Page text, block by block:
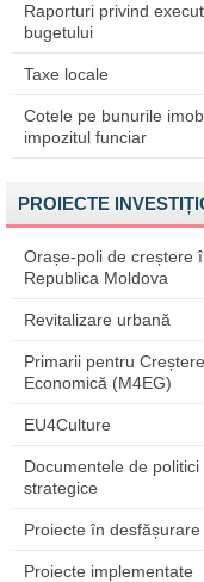
Raporturi privind
bugetului
Taxe locale
Cotele pe bunurile
impozitul funciar
PROIECTE
Orașe-poli de creștere
Republica Moldova
Revitalizare urbană
Primarii pentru Creștere
Economică (M4EG)
EU4Culture
Documentele de politici
strategice
Proiecte în desfășurare
Proiecte implementate